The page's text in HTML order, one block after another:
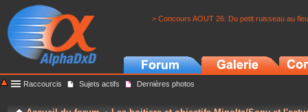
> Concours AOUT 26: Du petit ruisseau au
Raccourcis Sujets actifs Dernières photos